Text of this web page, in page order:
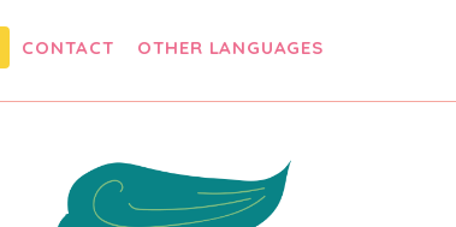
CONTACT OTHER LANGUAGES